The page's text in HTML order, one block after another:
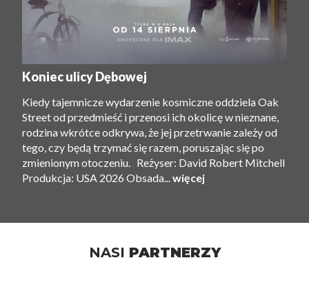
Koniec ulicy Dębowej
Kiedy tajemnicze wydarzenie kosmiczne oddziela Oak
Street od przedmieść i przenosi ich okolicę w nieznane,
rodzina wkrótce odkrywa, że ​​jej przetrwanie zależy od
tego, czy będą trzymać się razem, poruszając się po
zmienionym otoczeniu. Reżyser: David Robert Mitchell
Produkcja: USA 2026 Obsada...więcej
NASI PARTNERZY